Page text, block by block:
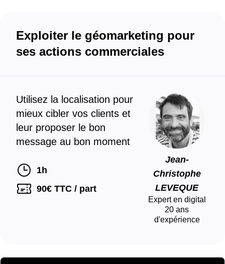
Exploiter le géomarketing pour
ses actions commerciales
Utilisez la localisation pour
mieux cibler vos clients et
leur proposer le bon
message au bon moment
1h
90€ TTC / part
Jean-
Christophe
LEVEQUE
Expert en digital
20 ans
d'expérience